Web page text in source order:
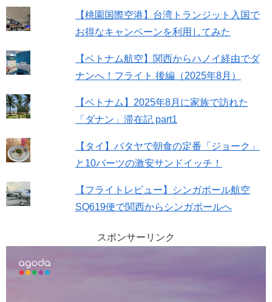
【桃園国際空港】台湾トランジット入国で
お得なキャンペーンを利用してみた
【ベトナム航空】関西からハノイ経由でダ
ナンへ！フライト 後編（2025年8月）
【ベトナム】2025年8月に家族で訪れた
「ダナン」滞在記 part1
【タイ】パタヤで朝食の定番「ジョーク」
と10バーツの激安サンドイッチ！
【フライトレビュー】シンガポール航空
SQ619便で関西からシンガポールへ
スポンサーリンク